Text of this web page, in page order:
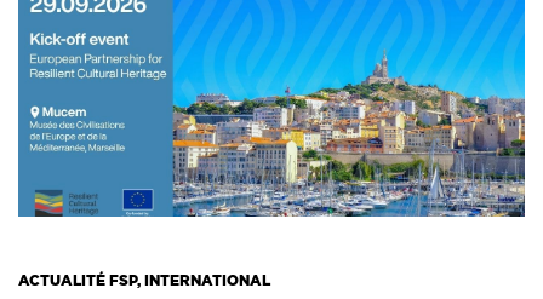
ACTUALITÉ FSP, INTERNATIONAL